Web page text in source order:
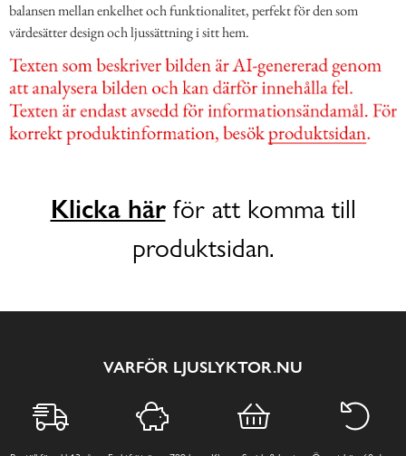
balansen mellan enkelhet och funktionalitet, perfekt för den som
värdesätter design och ljussättning i sitt hem.
Klicka härför att komma till
produktsidan.
VARFÖR LJUSLYKTOR.NU